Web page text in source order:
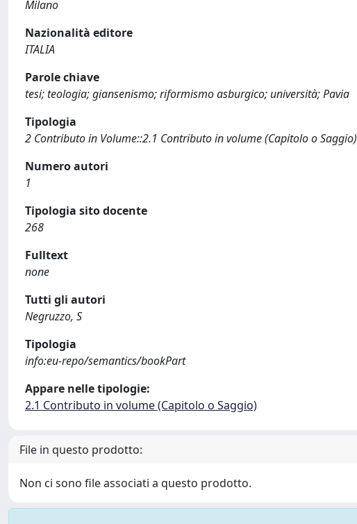
Milano
Nazionalità editore
ITALIA
Parole chiave
tesi; teologia; giansenismo; riformismo asburgico; università; Pavia
Tipologia
2 Contributo in Volume::2.1 Contributo in volume (Capitolo o Saggio)
Numero autori
1
Tipologia sito docente
268
Fulltext
none
Tutti gli autori
Negruzzo, S
Tipologia
info:eu-repo/semantics/bookPart
Appare nelle tipologie:
2.1 Contributo in volume (Capitolo o Saggio)
File in questo prodotto:
Non ci sono file associati a questo prodotto.